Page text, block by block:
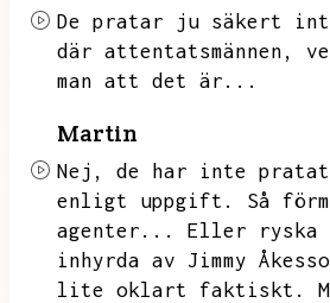
De pratar ju säkert
där attentatsmännen,
man att det är...
Martin
Nej,
de har inte
enligt uppgift.
Så
agenter...
Eller ryska
inhyrda av Jimmy
lite oklart faktiskt.